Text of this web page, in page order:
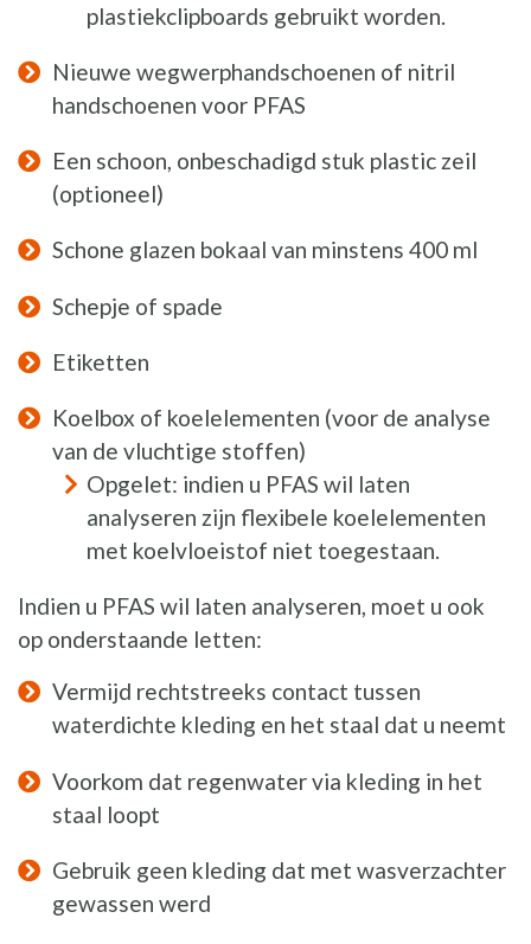
plastiekclipboards gebruikt worden.
Nieuwe wegwerphandschoenen of nitril
handschoenen voor PFAS
Een schoon, onbeschadigd stuk plastic zeil
(optioneel)
Schone glazen bokaal van minstens 400 ml
Schepje of spade
Etiketten
Koelbox of koelelementen (voor de analyse
van de vluchtige stoffen)
Opgelet: indien u PFAS wil laten
analyseren zijn flexibele koelelementen
met koelvloeistof niet toegestaan.
Indien u PFAS wil laten analyseren, moet u ook
op onderstaande letten:
Vermijd rechtstreeks contact tussen
waterdichte kleding en het staal dat u neemt
Voorkom dat regenwater via kleding in het
staal loopt
Gebruik geen kleding dat met wasverzachter
gewassen werd